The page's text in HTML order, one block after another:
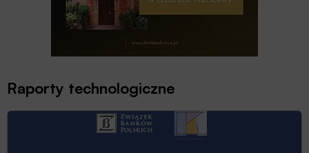
Raporty technologiczne